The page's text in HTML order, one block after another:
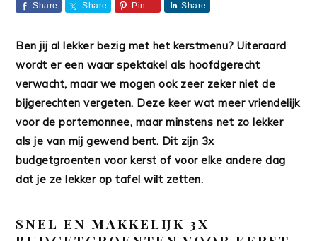
Share Share Pin Share
Ben jij al lekker bezig met het kerstmenu? Uiteraard
wordt er een waar spektakel als hoofdgerecht
verwacht, maar we mogen ook zeer zeker niet de
bijgerechten vergeten. Deze keer wat meer vriendelijk
voor de portemonnee, maar minstens net zo lekker
als je van mij gewend bent. Dit zijn 3x
budgetgroenten voor kerst of voor elke andere dag
dat je ze lekker op tafel wilt zetten.
SNEL EN MAKKELIJK 3X